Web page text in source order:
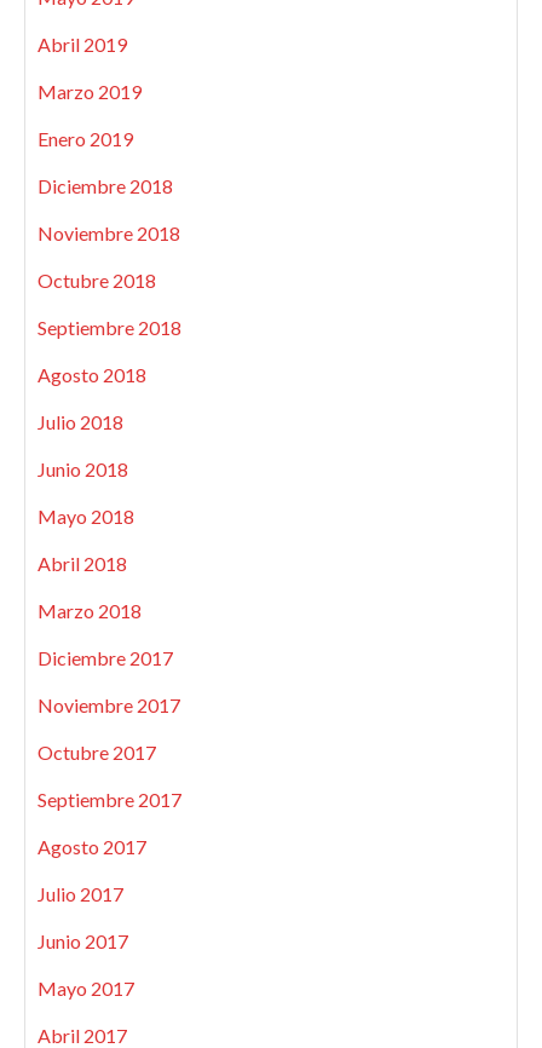
Abril 2019
Marzo 2019
Enero 2019
Diciembre 2018
Noviembre 2018
Octubre 2018
Septiembre 2018
Agosto 2018
Julio 2018
Junio 2018
Mayo 2018
Abril 2018
Marzo 2018
Diciembre 2017
Noviembre 2017
Octubre 2017
Septiembre 2017
Agosto 2017
Julio 2017
Junio 2017
Mayo 2017
Abril 2017